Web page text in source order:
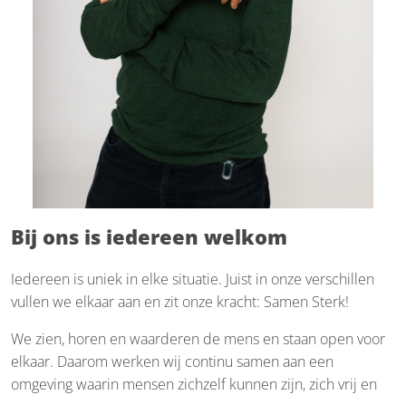
Bij ons is iedereen welkom
Iedereen is uniek in elke situatie. Juist in onze verschillen
vullen we elkaar aan en zit onze kracht: Samen Sterk!
We zien, horen en waarderen de mens en staan open voor
elkaar. Daarom werken wij continu samen aan een
omgeving waarin mensen zichzelf kunnen zijn, zich vrij en